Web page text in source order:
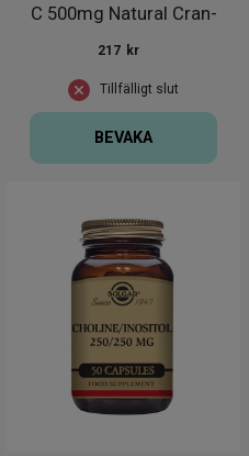
C 500mg Natural Cran-
Rasp
Tillfälligt slut
217 kr
BEVAKA